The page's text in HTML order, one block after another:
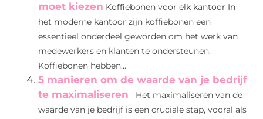
moet kiezen Koffiebonen voor elk kantoor In
het moderne kantoor zijn koffiebonen een
essentieel onderdeel geworden om het werk van
medewerkers en klanten te ondersteunen.
Koffiebonen hebben...
5 manieren om de waarde van je bedrijf
te maximaliseren
Het maximaliseren van de
waarde van je bedrijf is een cruciale stap, vooral als